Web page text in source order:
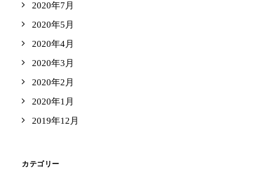
2020年7月
2020年5月
2020年4月
2020年3月
2020年2月
2020年1月
2019年12月
カテゴリー